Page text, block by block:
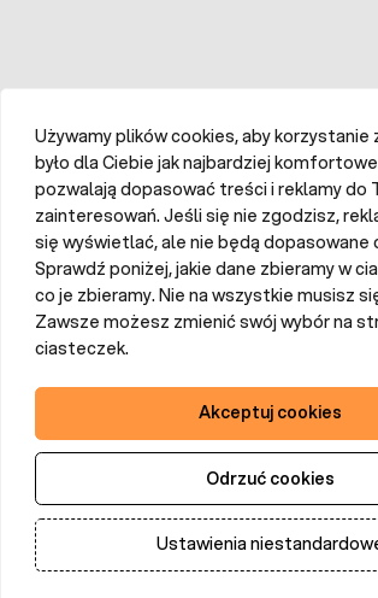
Ilość
Używamy plików cookies, aby korzystanie
było dla Ciebie jak najbardziej
pozwalają dopasować treści i reklamy do
zainteresowań. Jeśli się nie zgodzisz,
się wyświetlać, ale nie będą dopasowane
Sprawdź poniżej, jakie dane zbieramy w
co je zbieramy. Nie na wszystkie musisz
Zawsze możesz zmienić swój wybór na
ciasteczek.
Akceptuj cookies
Odrzuć cookies
Ustawienia